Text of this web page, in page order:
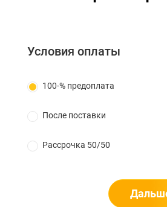
Условия оплаты
100-% предоплата
После поставки
Рассрочка 50/50